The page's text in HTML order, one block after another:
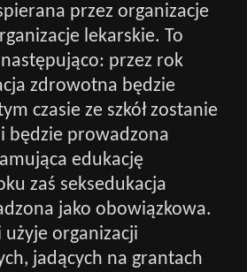
przez organizacje
lekarskie. To
przez rok
zdrowotna będzie
czasie ze szkół zostanie
będzie prowadzona
edukację
zaś seksedukacja
jako obowiązkowa.
użyje organizacji
jadących na grantach